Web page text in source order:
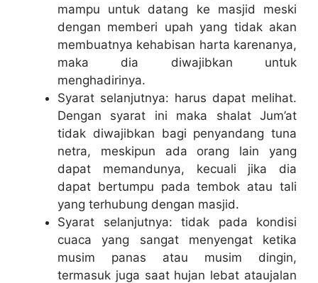
mampu untuk datang ke masjid meski
dengan memberi upah yang tidak akan
membuatnya kehabisan harta karenanya,
maka dia diwajibkan untuk
menghadirinya.
Syarat selanjutnya: harus dapat melihat.
Dengan syarat ini maka shalat Jum’at
tidak diwajibkan bagi penyandang tuna
netra, meskipun ada orang lain yang
dapat memandunya, kecuali jika dia
dapat bertumpu pada tembok atau tali
yang terhubung dengan masjid.
Syarat selanjutnya: tidak pada kondisi
cuaca yang sangat menyengat ketika
musim panas atau musim dingin,
termasuk juga saat hujan lebat ataujalan